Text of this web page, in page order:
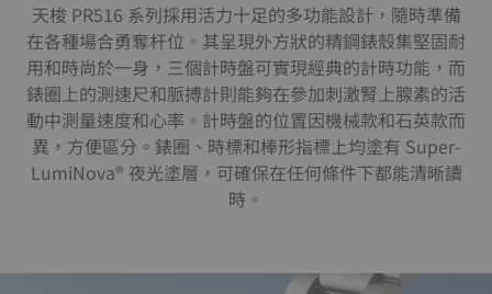
天梭 PR516 系列採用活力十足的多功能設計，隨時準備
在各種場合勇奪杆位。其呈現外方狀的精鋼錶殼集堅固耐
用和時尚於一身，三個計時盤可實現經典的計時功能，而
錶圈上的測速尺和脈搏計則能夠在參加刺激腎上腺素的活
動中測量速度和心率。計時盤的位置因機械款和石英款而
異，方便區分。錶圈、時標和棒形指標上均塗有 Super-
LumiNova® 夜光塗層，可確保在任何條件下都能清晰讀
時。